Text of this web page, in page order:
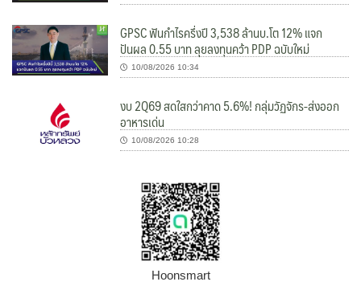
GPSC ฟันกำไรครึ่งปี 3,538 ล้านบ.โต 12% แจก
ปันผล 0.55 บาท ลุยลงทุนคว้า PDP ฉบับใหม่
10/08/2026 10:34
งบ 2Q69 สดใสกว่าคาด 5.6%! กลุ่มวัฏจักร-ส่งออก
อาหารเด่น
10/08/2026 10:28
Hoonsmart